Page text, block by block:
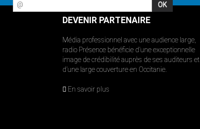
@
DEVENIR PARTENAIRE
Média professionnel avec une audience large,
radio Présence bénéficie d’une exceptionnelle
image de crédibilité auprès de ses auditeurs et
d’une large couverture en Occitanie.
En savoir plus